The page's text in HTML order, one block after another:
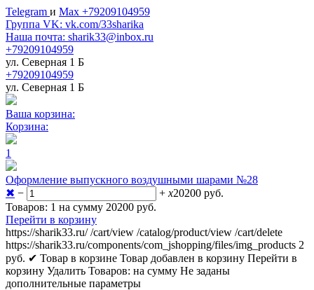
Telegram и Max +79209104959
Группа VK: vk.com/33sharika
Наша почта: sharik33@inbox.ru
+79209104959
ул. Северная 1 Б
+79209104959
ул. Северная 1 Б
Ваша корзина:
Корзина:
1
Оформление выпускного воздушными шарами №28
✖ − + x20200 руб.
Товаров: 1 на сумму 20200 руб.
Перейти в корзину
https://sharik33.ru/ /cart/view /catalog/product/view /cart/delete
https://sharik33.ru/components/com_jshopping/files/img_products 2
руб. ✔ Товар в корзине Товар добавлен в корзину Перейти в
корзину Удалить Товаров: на сумму Не заданы
дополнительные параметры